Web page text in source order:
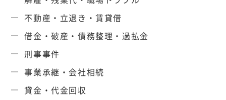
不動産・立退き・賃貸借
借金・破産・債務整理・過払金
刑事事件
事業承継・会社相続
貸金・代金回収